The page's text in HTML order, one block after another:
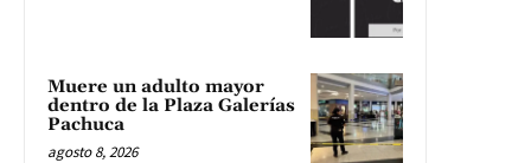
Muere un adulto mayor
dentro de la Plaza Galerías
Pachuca
agosto 8, 2026